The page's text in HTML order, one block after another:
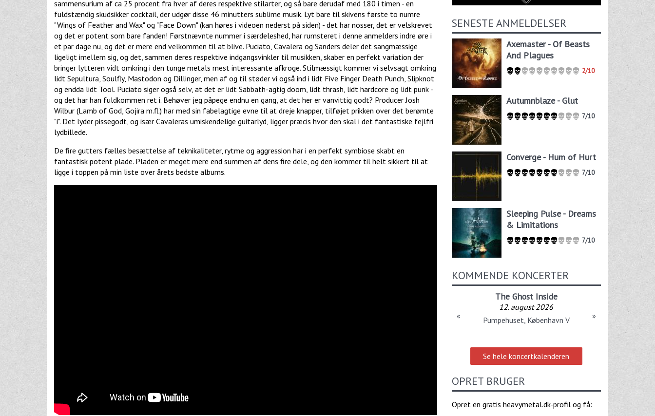
sammensurium af ca 25 procent fra hver af deres respektive stilarter, og så bare derudaf med 180 i timen - en
fuldstændig skudsikker cocktail, der udgør disse 46 minutters sublime musik. Lyt bare til skivens første to numre
"Wings of Feather and Wax" og "Face Down" (kan høres i videoen nederst på siden) - det har nosser, det er velskrevet
og det er potent som bare fanden! Førstnævnte nummer i særdeleshed, har rumsteret i denne anmelders indre øre i
et par dage nu, og det er mere end velkommen til at blive. Puciato, Cavalera og Sanders deler det sangmæssige
ligeligt imellem sig, og det, sammen deres respektive indgangsvinkler til musikken, skaber en perfekt variation der
bringer lytteren vidt omkring i den tunge metals mest interessante afkroge. Stilmæssigt kommer vi selvsagt omkring
lidt Sepultura, Soulfly, Mastodon og Dillinger, men af og til støder vi også ind i lidt Five Finger Death Punch, Slipknot
og endda lidt Tool. Puciato siger også selv, at det er lidt Sabbath-agtig doom, lidt thrash, lidt hardcore og lidt punk -
og det har han fuldkommen ret i. Behøver jeg påpege endnu en gang, at det her er vanvittig godt? Producer Josh
Wilbur (Lamb of God, Gojira m.fl.) har med sin fabelagtige evne til at dreje knapper, tilføjet prikken over det berømte
"i". Det lyder pissegodt, og især Cavaleras umiskendelige guitarlyd, ligger præcis hvor den skal i det fantastiske fejlfri
lydbillede.
De fire gutters fælles besættelse af teknikaliteter, rytme og aggression har i en perfekt symbiose skabt en
fantastisk potent plade. Pladen er meget mere end summen af dens fire dele, og den kommer til helt sikkert til at
ligge i toppen på min liste over årets bedste albums.
SENESTE ANMELDELSER
Axemaster - Of Beasts
And Plagues
2/10
Autumnblaze - Glut
7/10
Converge - Hum of Hurt
7/10
Sleeping Pulse - Dreams
& Limitations
7/10
KOMMENDE KONCERTER
The Ghost Inside
12. august 2026
Pumpehuset, København V
« »
Se hele koncertkalenderen
OPRET BRUGER
Opret en gratis heavymetal.dk-profil og få: